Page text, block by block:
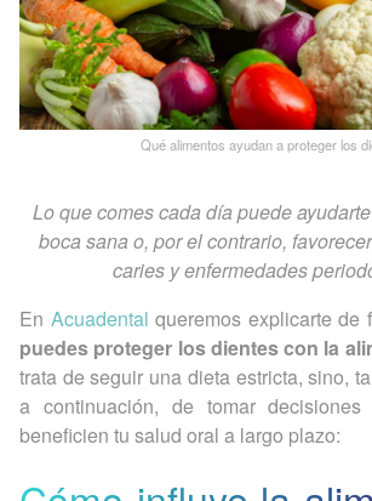
Qué alimentos ayudan a proteger los
Lo que comes cada día puede
boca sana o, por el contrario,
caries y enfermedades
En Acuadental queremos explicarte de
puedes proteger los dientes con la
trata de seguir una dieta estricta, sino,
a continuación, de tomar decisiones
beneficien tu salud oral a largo plazo: